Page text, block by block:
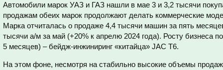
Автомобили марок УАЗ и ГАЗ нашли в мае 3 и 3,2 тысячи
продажам обеих марок продолжают делать коммерческие
Марка отчиталась о продаже 4,4 тысячи машин за пять
тысячи а/м за май (+20% к апрелю 2024 года). Росту бизнеса
5 месяцев) – бейдж-инжиниринг «китайца» JAC T6.
На этом фоне, несмотря на стабильно высокие объемы